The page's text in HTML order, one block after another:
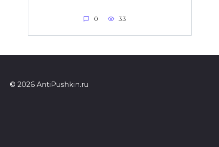
0 33
© 2026 AntiPushkin.ru